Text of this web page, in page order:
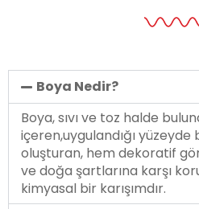
Boya Nedir?
Boya, sıvı ve toz halde
içeren,uygulandığı
oluşturan, hem dekoratif
ve doğa şartlarına karşı
kimyasal bir karışımdır.